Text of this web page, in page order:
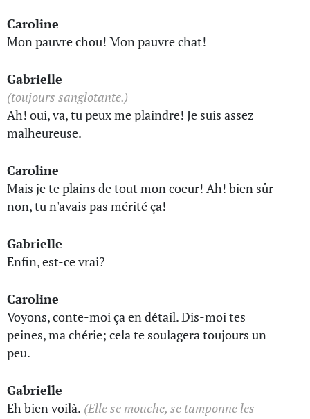
Caroline
Mon pauvre chou! Mon pauvre chat!
Gabrielle
(toujours sanglotante.)
Ah! oui, va, tu peux me plaindre! Je suis assez
malheureuse.
Caroline
Mais je te plains de tout mon coeur! Ah! bien sûr
non, tu n'avais pas mérité ça!
Gabrielle
Enfin, est-ce vrai?
Caroline
Voyons, conte-moi ça en détail. Dis-moi tes
peines, ma chérie; cela te soulagera toujours un
peu.
Gabrielle
Eh bien voilà. (Elle se mouche, se tamponne les